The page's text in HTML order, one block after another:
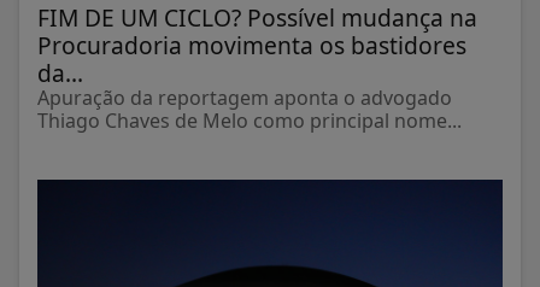
FIM DE UM CICLO? Possível mudança na
Procuradoria movimenta os bastidores
da...
Apuração da reportagem aponta o advogado
Thiago Chaves de Melo como principal nome...